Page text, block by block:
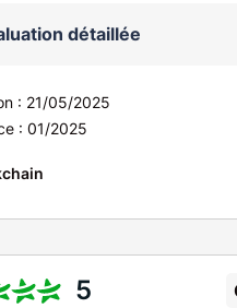
détaillée
: 21/05/2025
: 01/2025
5